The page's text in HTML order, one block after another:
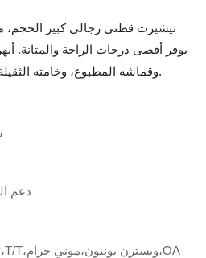
تيشيرت قطني رجالي كبير
يوفر أقصى درجات الراحة والمتانة.
وقماشه المطبوع، وخامته الثقيلة التي تضمن ارتداءً يدوم طويلاً.
دعم
L/C،D/A،D/P،T/T،ويسترن يونيون،موني جرام،OA